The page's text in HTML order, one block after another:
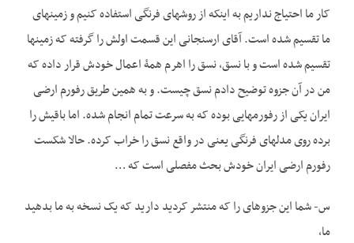
کار ما احتیاج نداریم به اینکه از روش­های فرنگی استفاده کنیم و زمین­های
ما تقسیم شده است. آقای ارسنجانی این قسمت اولش را گرفته که زمین­ها
تقسیم شده است و با نسق، نسق را اهرم همۀ اعمال خودش قرار داده که
من در آن جزوه توضیح دادم نسق چیست. و به همین طریق رفورم ارضی
ایران یکی از رفورم­هایی بوده که به سرعت تمام انجام شده. اما باقیش را
برده روی مدل­های فرنگی یعنی در واقع نسق را خراب کرده. حالا شکست
رفورم ارضی ایران خودش بحث مفصلی است که …
س- شما این جزوه­ای را که منتشر کردید دارید که یک نسخه به ما بدهید
ما،